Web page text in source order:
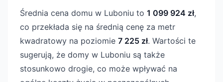
Średnia cena domu w Luboniu to 1 099 924 zł,
co przekłada się na średnią cenę za metr
kwadratowy na poziomie 7 225 zł. Wartości te
sugerują, że domy w Luboniu są także
stosunkowo drogie, co może wpływać na